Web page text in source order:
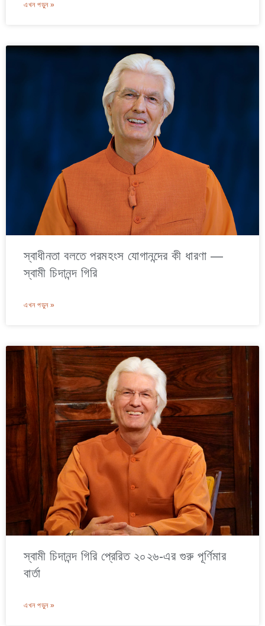
এখন পড়ুন »
স্বাধীনতা বলতে পরমহংস যোগানন্দের কী ধারণা —
স্বামী চিদানন্দ গিরি
এখন পড়ুন »
স্বামী চিদানন্দ গিরি প্রেরিত ২০২৬-এর গুরু পূর্ণিমার
বার্তা
এখন পড়ুন »